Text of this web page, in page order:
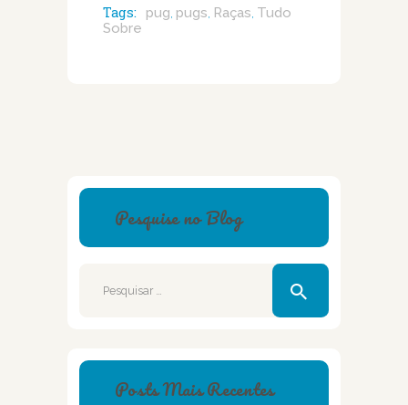
Tags: pug pugs Raças Tudo
Sobre
Pesquise no Blog
Posts Mais Recentes